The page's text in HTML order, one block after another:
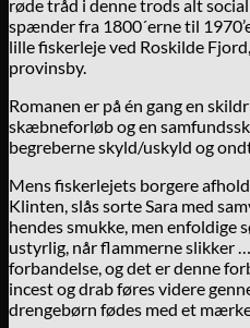
røde tråd i denne trods alt
spænder fra 1800´erne til
lille fiskerleje ved Roskilde
provinsby.
Romanen er på én gang en
skæbneforløb og en
begreberne skyld/uskyld og
Mens fiskerlejets borgere
Klinten, slås sorte Sara med
hendes smukke, men enfoldige
ustyrlig, når flammerne slikker
forbandelse, og det er denne
incest og drab føres videre
drengebørn fødes med et